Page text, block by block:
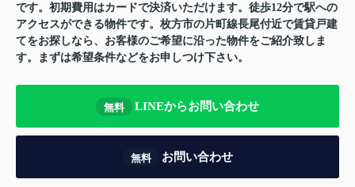
です。初期費用はカードで決済いただけます。徒歩12分で駅への
アクセスができる物件です。枚方市の片町線長尾付近で賃貸戸建
てをお探しなら、お客様のご希望に沿った物件をご紹介致しま
す。まずは希望条件などをお申しつけ下さい。
無料 LINEからお問い合わせ
無料 お問い合わせ